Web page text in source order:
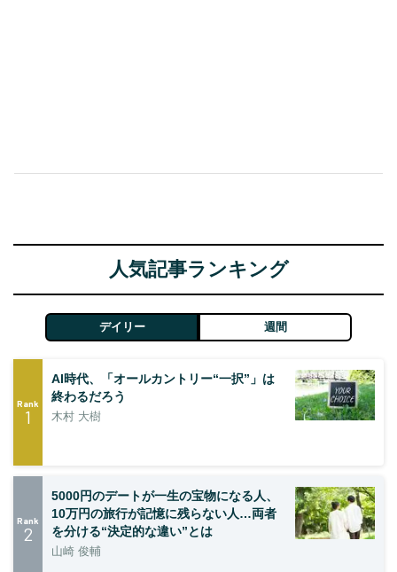
人気記事ランキング
デイリー 週間
Rank
1
AI時代、「オールカントリー“一択”」は
終わるだろう
木村 大樹
Rank
2
5000円のデートが一生の宝物になる人、
10万円の旅行が記憶に残らない人…両者
を分ける“決定的な違い”とは
山崎 俊輔